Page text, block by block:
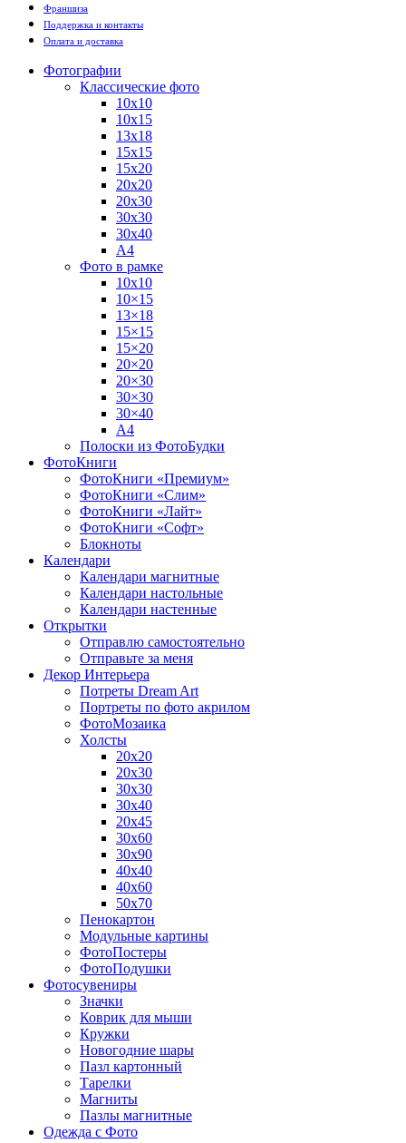
Франшиза
Поддержка и контакты
Оплата и доставка
Фотографии
Классические фото
10х10
10х15
13х18
15х15
15х20
20х20
20х30
30х30
30х40
А4
Фото в рамке
10х10
10×15
13×18
15×15
15×20
20×20
20×30
30×30
30×40
A4
Полоски из ФотоБудки
ФотоКниги
ФотоКниги «Премиум»
ФотоКниги «Слим»
ФотоКниги «Лайт»
ФотоКниги «Софт»
Блокноты
Календари
Календари магнитные
Календари настольные
Календари настенные
Открытки
Отправлю самостоятельно
Отправьте за меня
Декор Интерьера
Потреты Dream Art
Портреты по фото акрилом
ФотоМозаика
Холсты
20х20
20х30
30х30
30х40
20х45
30х60
30х90
40х40
40х60
50х70
Пенокартон
Модульные картины
ФотоПостеры
ФотоПодушки
Фотоcувениры
Значки
Коврик для мыши
Кружки
Новогодние шары
Пазл картонный
Тарелки
Магниты
Пазлы магнитные
Одежда с Фото